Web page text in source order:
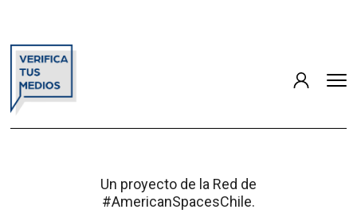
Un proyecto de la Red de
#AmericanSpacesChile.